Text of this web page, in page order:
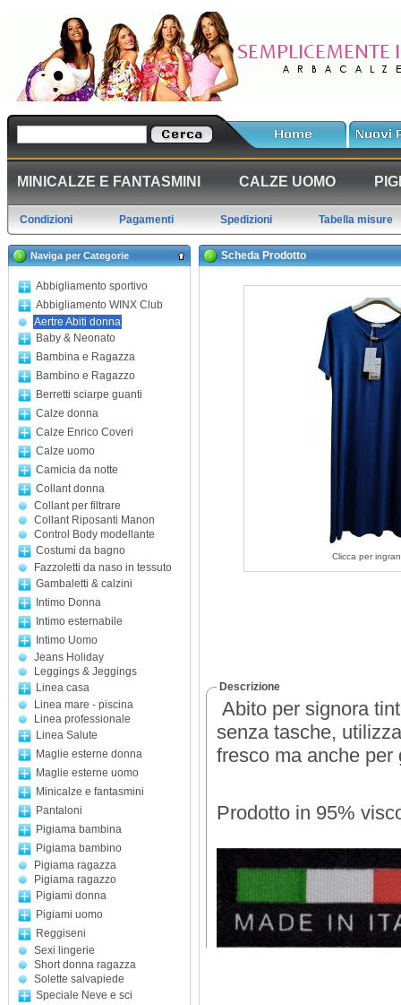
MINICALZE E FANTASMINI CALZE UOMO
Condizioni Pagamenti Spedizioni Tabella misure
Naviga per Categorie
Abbigliamento sportivo
Abbigliamento WINX Club
Aertre Abiti donna
Baby & Neonato
Bambina e Ragazza
Bambino e Ragazzo
Berretti sciarpe guanti
Calze donna
Calze Enrico Coveri
Calze uomo
Camicia da notte
Collant donna
Collant per filtrare
Collant Riposanti Manon
Control Body modellante
Costumi da bagno
Fazzoletti da naso in tessuto
Gambaletti & calzini
Intimo Donna
Intimo esternabile
Intimo Uomo
Jeans Holiday
Leggings & Jeggings
Linea casa
Linea mare - piscina
Linea professionale
Linea Salute
Maglie esterne donna
Maglie esterne uomo
Minicalze e fantasmini
Pantaloni
Pigiama bambina
Pigiama bambino
Pigiama ragazza
Pigiama ragazzo
Pigiami donna
Pigiami uomo
Reggiseni
Sexi lingerie
Short donna ragazza
Solette salvapiede
Speciale Neve e sci
Scheda Prodotto
Clicca per
Descrizione
Abito per signora
senza tasche,
fresco ma anche per
Prodotto in 95%